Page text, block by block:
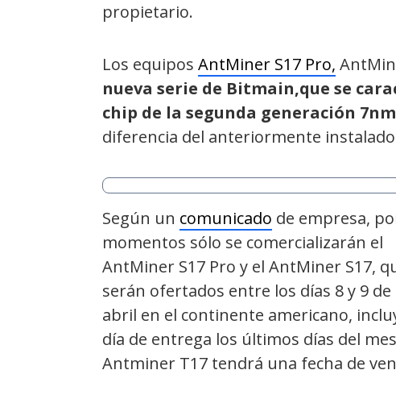
propietario.
Los equipos AntMiner S17 Pro,
nueva serie de Bitmain,que se
chip de la segunda generación 7nm
diferencia del anteriormente
Según un comunicado de empresa,
momentos sólo se comercializarán el
AntMiner S17 Pro y el AntMiner S17,
serán ofertados entre los días 8 y 9 de
abril en el continente americano,
día de entrega los últimos días del
Antminer T17 tendrá una fecha de